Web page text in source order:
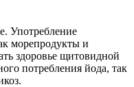
Употребление
морепродукты и
здоровье щитовидной
потребления йода, так